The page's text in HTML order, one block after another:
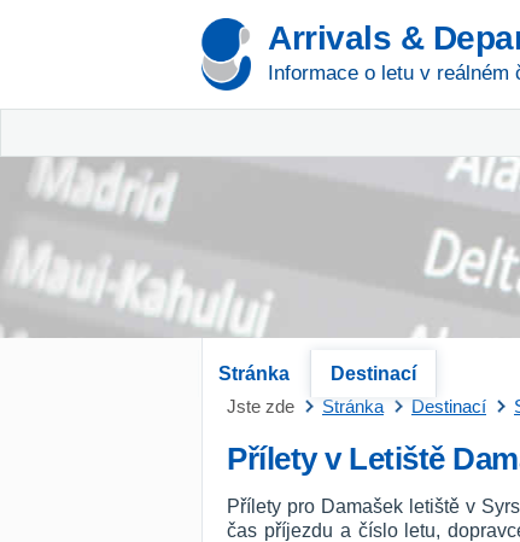
Arrivals &
Informace o letu v reálném
Stránka
Destinací
Jste zde
Stránka Destinací
Přílety v Letiště
Přílety pro Damašek letiště v
čas příjezdu a číslo letu,